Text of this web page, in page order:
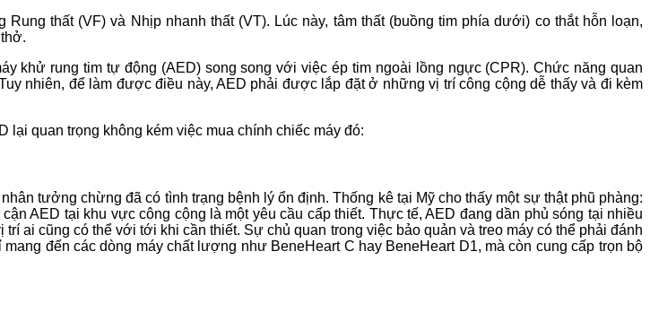
thất (VF) và Nhịp nhanh thất (VT). Lúc này, tâm thất (buồng tim phía dưới) co thắt hỗn loạn,
khử rung tim tự động (AED) song song với việc ép tim ngoài lồng ngực (CPR). Chức năng quan
nhiên, để làm được điều này, AED phải được lắp đặt ở những vị trí công cộng dễ thấy và đi kèm
quan trọng không kém việc mua chính chiếc máy đó:
tưởng chừng đã có tình trạng bệnh lý ổn định. Thống kê tại Mỹ cho thấy một sự thật phũ phàng:
AED tại khu vực công cộng là một yêu cầu cấp thiết. Thực tế, AED đang dần phủ sóng tại nhiều
ai cũng có thể với tới khi cần thiết. Sự chủ quan trong việc bảo quản và treo máy có thể phải đánh
đến các dòng máy chất lượng như BeneHeart C hay BeneHeart D1, mà còn cung cấp trọn bộ